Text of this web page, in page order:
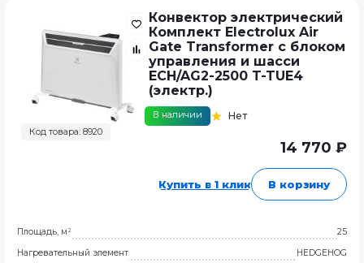
Код товара: 8920
Конвектор электрический
Комплект Electrolux Air
Gate Transformer с блоком
управления и шасси
ECH/AG2-2500 T-TUE4
(электр.)
В наличии Нет
14 770 ₽
Купить в 1 клик В корзину
Площадь, м²
25
Нагревательный элемент
HEDGEHOG